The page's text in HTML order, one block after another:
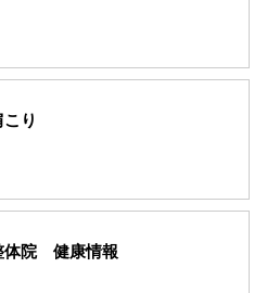
り
院 健康情報